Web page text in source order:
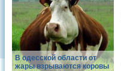
В одесской области от
жары взрываются коровы